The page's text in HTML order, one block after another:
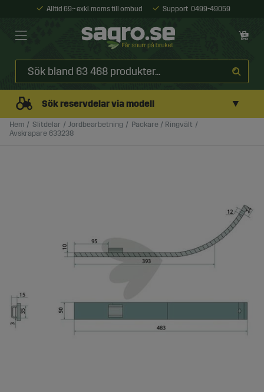
Alltid 69:- exkl. moms till ombud Support 0499-49059
Sök reservdelar via modell ▼
Hem Slitdelar Jordbearbetning
Packare / Ringvält
Avskrapare 633238